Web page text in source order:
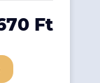
Ft